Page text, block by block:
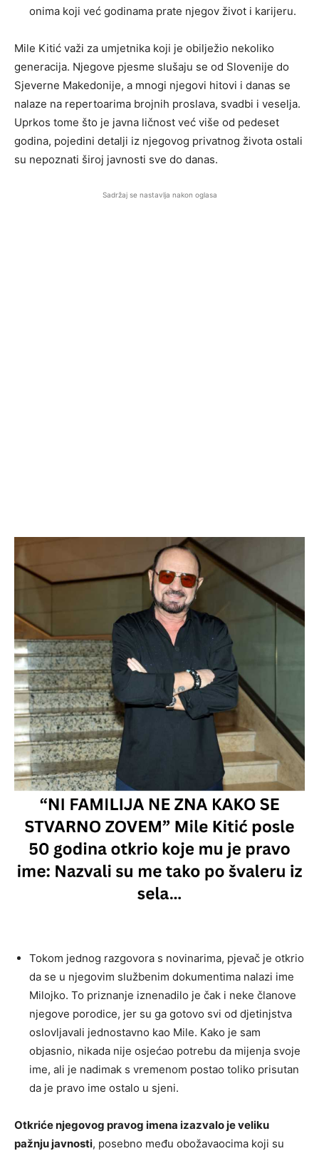
onima koji već godinama prate njegov život i karijeru.
Mile Kitić važi za umjetnika koji je obilježio nekoliko
generacija. Njegove pjesme slušaju se od Slovenije do
Sjeverne Makedonije, a mnogi njegovi hitovi i danas se
nalaze na repertoarima brojnih proslava, svadbi i veselja.
Uprkos tome što je javna ličnost već više od pedeset
godina, pojedini detalji iz njegovog privatnog života ostali
su nepoznati široj javnosti sve do danas.
Sadržaj se nastavlja nakon oglasa
Tokom jednog razgovora s novinarima, pjevač je otkrio
da se u njegovim službenim dokumentima nalazi ime
Milojko. To priznanje iznenadilo je čak i neke članove
njegove porodice, jer su ga gotovo svi od djetinjstva
oslovljavali jednostavno kao Mile. Kako je sam
objasnio, nikada nije osjećao potrebu da mijenja svoje
ime, ali je nadimak s vremenom postao toliko prisutan
da je pravo ime ostalo u sjeni.
Otkriće njegovog pravog imena izazvalo je veliku
pažnju javnosti, posebno među obožavaocima koji su